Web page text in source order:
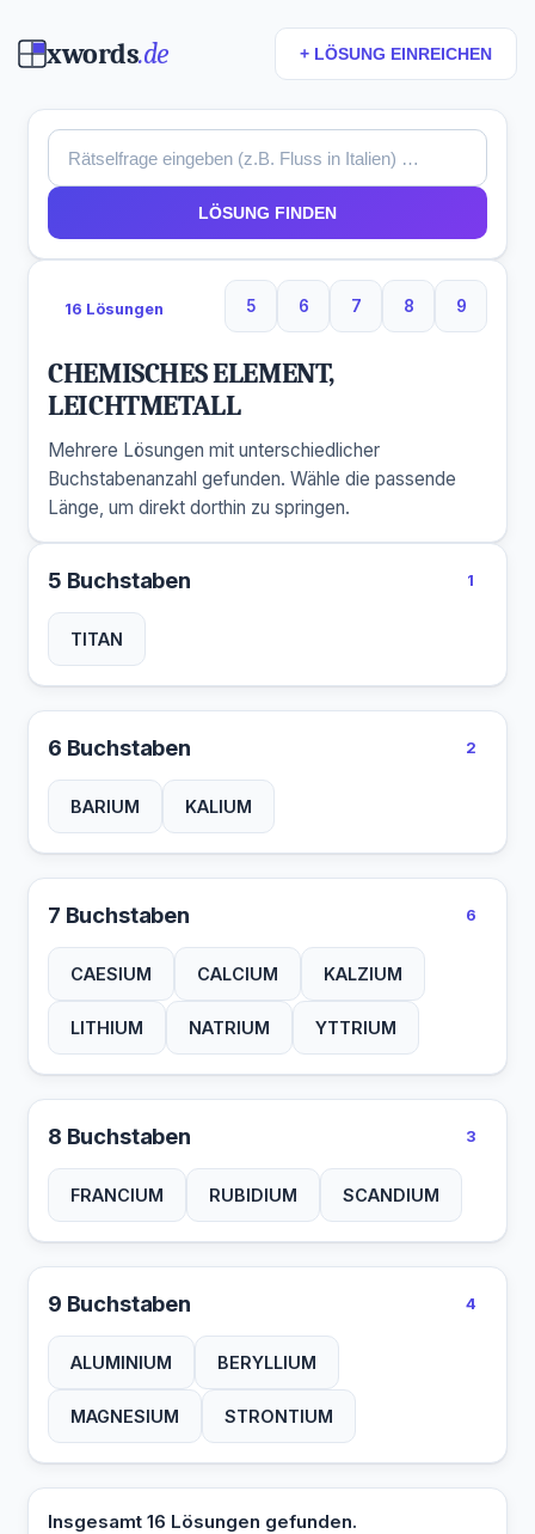
xwords.de + LÖSUNG EINREICHEN
LÖSUNG FINDEN
16 Lösungen 5
5 Buchstaben
6
6 Buchstaben
7
7 Buchstaben
8
8 Buchstaben
9
9
CHEMISCHES ELEMENT,
LEICHTMETALL
Mehrere Lösungen mit unterschiedlicher
Buchstabenanzahl gefunden. Wähle die passende
Länge, um direkt dorthin zu springen.
5 Buchstaben 1
TITAN
6 Buchstaben 2
BARIUM KALIUM
7 Buchstaben 6
CAESIUM CALCIUM KALZIUM
LITHIUM NATRIUM YTTRIUM
8 Buchstaben 3
FRANCIUM RUBIDIUM SCANDIUM
9 Buchstaben 4
ALUMINIUM BERYLLIUM
MAGNESIUM STRONTIUM
Insgesamt 16 Lösungen gefunden.